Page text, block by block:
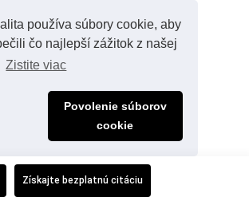
používa súbory cookie, aby
čo najlepší zážitok z našej
Zistite viac
Povolenie súborov
cookie
Získajte bezplatnú citáciu